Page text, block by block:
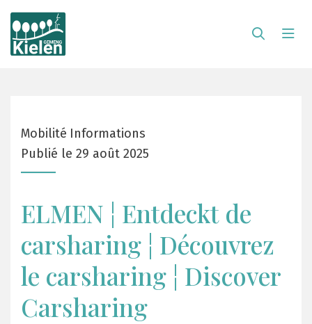
Mobilité Informations
Publié le 29 août 2025
ELMEN ¦ Entdeckt de
carsharing ¦ Découvrez
le carsharing ¦ Discover
Carsharing